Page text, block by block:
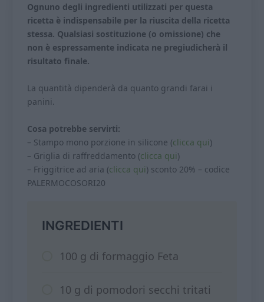
Ognuno degli ingredienti utilizzati per questa
ricetta è indispensabile per la riuscita della ricetta
stessa. Qualsiasi sostituzione (o omissione) che
non è espressamente indicata ne pregiudicherà il
risultato finale.
La quantità dipenderà da quanto grandi farai i
panini.
Cosa potrebbe servirti:
– Stampo mono porzione in silicone (clicca qui)
– Griglia di raffreddamento (clicca qui)
– Friggitrice ad aria (clicca qui) sconto 20% – codice
PALERMOCOSORI20
INGREDIENTI
100 g di formaggio Feta
10 g di pomodori secchi tritati